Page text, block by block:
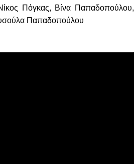
Πόγκας, Βίνα Παπαδοπούλου,
Παπαδοπούλου